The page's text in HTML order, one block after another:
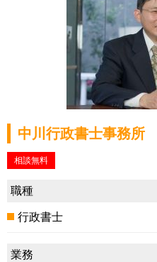
中川行政書士事務所
相談無料
職種
行政書士
業務